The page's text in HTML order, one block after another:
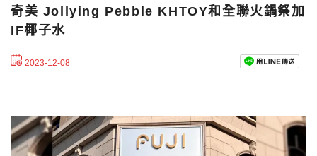
奇美 Jollying Pebble KHTOY和全聯火鍋祭加
IF椰子水
2023-12-08